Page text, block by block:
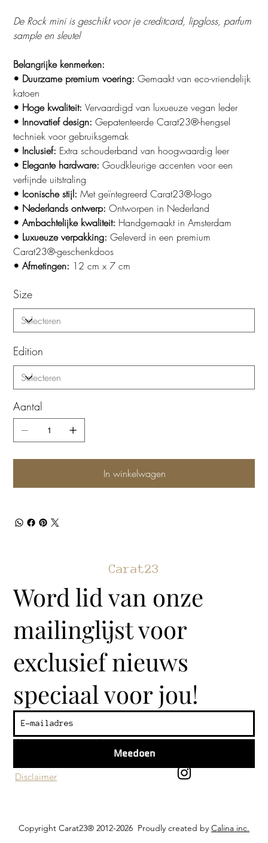
De Rock mini is geschikt voor je creditcard, lipgloss, parfum
sample en sleutel
Belangrijke kenmerken:
• Duurzame premium voering:Gemaakt van eco-vriendelijk
katoen
• Hoge kwaliteit:Vervaardigd van luxueuze vegan leder
• Innovatief design:Gepatenteerde Carat23®-hengsel
techniek voor gebruiksgemak
• Inclusief: Extra schouderband van hoogwaardig leer
• Elegante hardware:Goudkleurige accenten voor een
verfijnde uitstraling
• Iconische stijl:Met geïntegreerd Carat23®-logo
• Nederlands ontwerp:Ontworpen in Nederland
• Ambachtelijke kwaliteit: Handgemaakt in Amsterdam
• Luxueuze verpakking: Geleverd in een premium
Carat23®-geschenkdoos
• Afmetingen: 12 cm x 7 cm
Size
Edition
Aantal
In winkelwagen
Algemene voorwaarden
Klantenservice
Disclaimer
Copyright Carat23® 2012-2026 Proudly created by Calina inc.
Carat23
Word lid van onze
mailinglijst voor
exclusief nieuws
speciaal voor jou!
Meedoen